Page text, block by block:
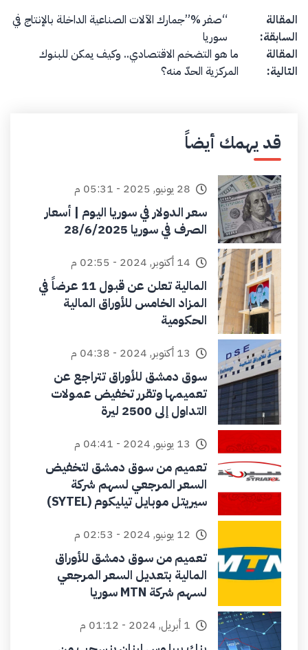
Post navigation
المقالة
السابقة:
“صفر %”جمارك الآلات الصناعية الداخلة بالإنتاج في
سوريا
المقالة
التالية:
ما هو التضخم الاقتصادي.. وكيف يمكن للبنوك
المركزية الحدّ منه؟
قد يهمك أيضاً
28 يونيو, 2025 - 05:31 م
سعر الدولار في سوريا اليوم | أسعار
الصرف في سوريا 28/6/2025
14 أكتوبر, 2024 - 02:55 م
المالية تعلن عن قبول 11 عرضاً في
المزاد الخامس للأوراق المالية
الحكومية
13 أكتوبر, 2024 - 04:38 م
سوق دمشق للأوراق تتراجع عن
تعميمها وتقرر تخفيض عمولات
التداول إلى 2500 ليرة
13 يونيو, 2024 - 04:41 م
تعميم من سوق دمشق لتخفيض
السعر المرجعي لسهم شركة
سيريتل موبايل تيليكوم (SYTEL)
12 يونيو, 2024 - 02:53 م
تعميم من سوق دمشق للأوراق
المالية بتعديل السعر المرجعي
لسهم شركة MTN سوريا
1 أبريل, 2024 - 01:12 م